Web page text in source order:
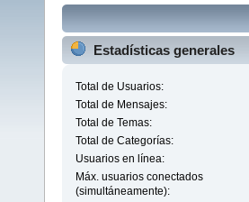
Estadísticas generales
Total de Usuarios:
Total de Mensajes:
Total de Temas:
Total de Categorías:
Usuarios en línea:
Máx. usuarios conectados
(simultáneamente):